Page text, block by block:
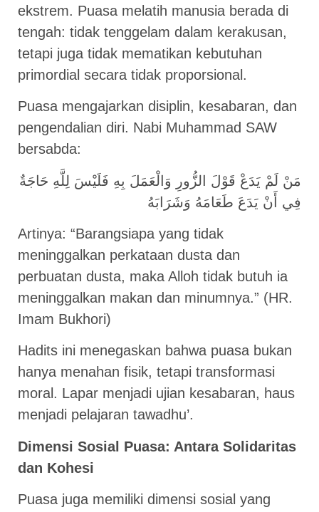
ekstrem. Puasa melatih manusia berada di
tengah: tidak tenggelam dalam kerakusan,
tetapi juga tidak mematikan kebutuhan
primordial secara tidak proporsional.
Puasa mengajarkan disiplin, kesabaran, dan
pengendalian diri. Nabi Muhammad SAW
bersabda:
مَنْ لَمْ يَدَعْ قَوْلَ الزُّورِ وَالْعَمَلَ بِهِ فَلَيْسَ لِلَّهِ حَاجَةٌ
فِي أَنْ يَدَعَ طَعَامَهُ وَشَرَابَهُ
Artinya: “Barangsiapa yang tidak
meninggalkan perkataan dusta dan
perbuatan dusta, maka Alloh tidak butuh ia
meninggalkan makan dan minumnya.” (HR.
Imam Bukhori)
Hadits ini menegaskan bahwa puasa bukan
hanya menahan fisik, tetapi transformasi
moral. Lapar menjadi ujian kesabaran, haus
menjadi pelajaran tawadhu’.
Dimensi Sosial Puasa: Antara Solidaritas
dan Kohesi
Puasa juga memiliki dimensi sosial yang